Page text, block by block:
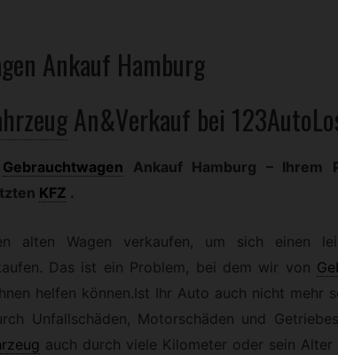
Ankauf Hamburg
An&Verkauf bei
Gebrauchtwagen
Ankauf Hamburg – Ihrem
KFZ .
alten Wagen verkaufen, um sich einen
Das ist ein Problem, bei dem wir von
helfen können.Ist Ihr Auto auch nicht mehr
Unfallschäden, Motorschäden und
auch durch viele Kilometer oder sein